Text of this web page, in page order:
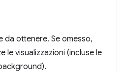
da ottenere. Se omesso,
le visualizzazioni (incluse le